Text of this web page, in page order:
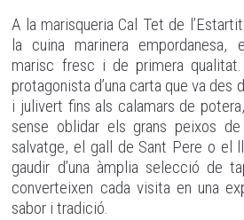
A la marisqueria Cal Tet de
la cuina marinera empordanesa,
marisc fresc i de primera
protagonista d’una carta que va des
i julivert fins als calamars de
sense oblidar els grans peixos
salvatge, el gall de Sant Pere o el
gaudir d’una àmplia selecció de
converteixen cada visita en una
sabor i tradició.